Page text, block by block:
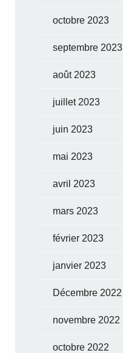
octobre 2023
septembre 2023
août 2023
juillet 2023
juin 2023
mai 2023
avril 2023
mars 2023
février 2023
janvier 2023
Décembre 2022
novembre 2022
octobre 2022